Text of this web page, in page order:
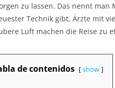
zu lassen. Das nennt
Technik gibt, Ärzte mit
Luft machen die Reise zu
de contenidos show